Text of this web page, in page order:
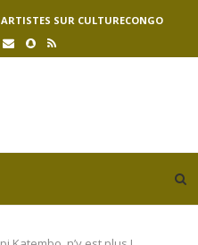
SUR CULTURECONGO